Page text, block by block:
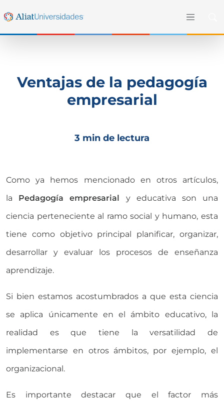
Ventajas de la pedagogía
empresarial
3 min de lectura
Como ya hemos mencionado en otros artículos,
la Pedagogía empresarial y educativa son una
ciencia perteneciente al ramo social y humano, esta
tiene como objetivo principal planificar, organizar,
desarrollar y evaluar los procesos de enseñanza
aprendizaje.
Si bien estamos acostumbrados a que esta ciencia
se aplica únicamente en el ámbito educativo, la
realidad es que tiene la versatilidad de
implementarse en otros ámbitos, por ejemplo, el
organizacional.
Es importante destacar que el factor más